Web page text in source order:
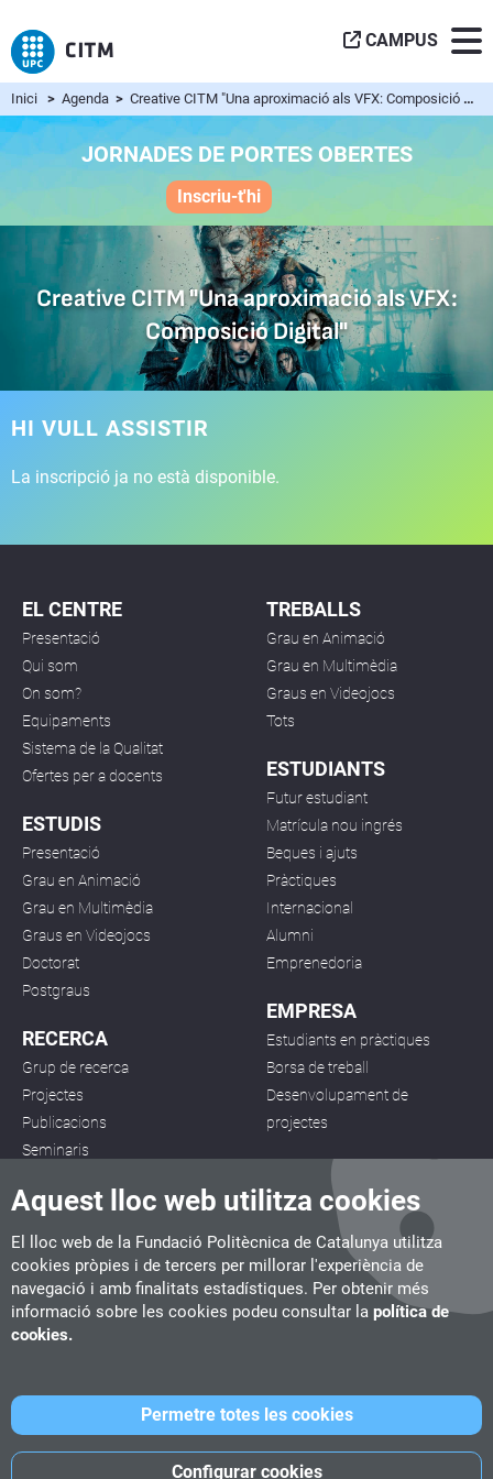
Aquest lloc web utilitza cookies
El lloc web de la Fundació Politècnica de Catalunya utilitza
cookies pròpies i de tercers per millorar l'experiència de
navegació i amb finalitats estadístiques. Per obtenir més
informació sobre les cookies podeu consultar la política de
cookies.
Configurar cookies
Permetre totes les cookies
CAMPUS
Inici > Agenda > Creative CITM "Una aproximació als VFX: Composició Digital"
JORNADES DE PORTES OBERTES
Inscriu-t'hi
Creative CITM "Una aproximació als VFX:
Composició Digital"
HI VULL ASSISTIR
La inscripció ja no està disponible.
EL CENTRE
Presentació
Qui som
On som?
Equipaments
Sistema de la Qualitat
Ofertes per a docents
ESTUDIS
Presentació
Grau en Animació
Grau en Multimèdia
Graus en Videojocs
Doctorat
Postgraus
RECERCA
Grup de recerca
Projectes
Publicacions
Seminaris
TREBALLS
Grau en Animació
Grau en Multimèdia
Graus en Videojocs
Tots
ESTUDIANTS
Futur estudiant
Matrícula nou ingrés
Beques i ajuts
Pràctiques
Internacional
Alumni
Emprenedoria
EMPRESA
Estudiants en pràctiques
Borsa de treball
Desenvolupament de
projectes
CITM
C/ de la Igualtat, 33, 08222 Terrassa
UPC School